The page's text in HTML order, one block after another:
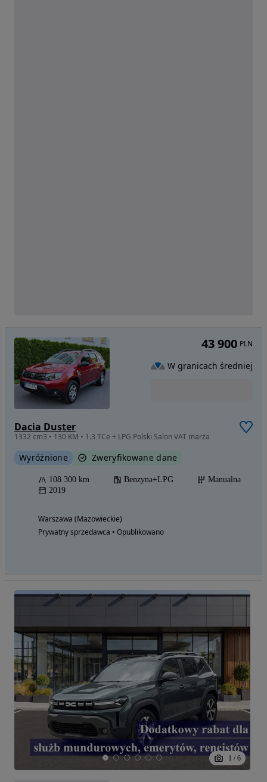
Dacia Duster
1332 cm3 • 130 KM • 1.3 TCe + LPG Polski Salon VAT marża
Wyróżnione Zweryfikowane dane
108 300 km Benzyna+LPG
Manualna
2019
Warszawa (Mazowieckie)
Prywatny sprzedawca • Opublikowano
43 900 PLN
W granicach średniej
1 / 6